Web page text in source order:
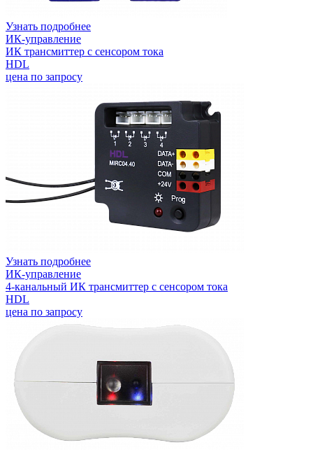
Узнать подробнее
ИК-управление
ИК трансмиттер с сенсором тока
HDL
цена по запросу
Узнать подробнее
ИК-управление
4-канальный ИК трансмиттер с сенсором тока
HDL
цена по запросу